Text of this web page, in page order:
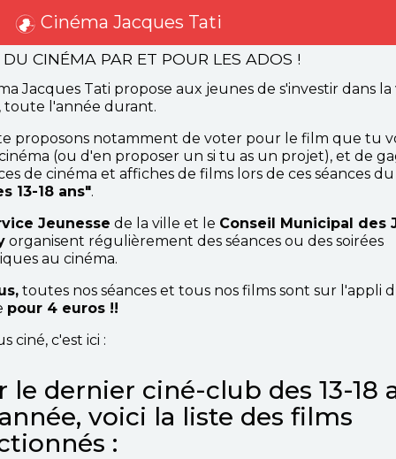
Cinéma Jacques Tati
DU CINÉMA PAR ET POUR LES ADOS !
Jacques Tati propose aux jeunes de s'investir dans la
toute l'année durant.
proposons notamment de voter pour le film que tu
(ou d'en proposer un si tu as un projet), et de
de cinéma et affiches de films lors de ces séances
13-18 ans".
Jeunesse de la ville et le Conseil Municipal des
organisent régulièrement des séances ou des soirées
au cinéma.
toutes nos séances et tous nos films sont sur l'appli
pour 4 euros !!
ciné, c'est ici :
le dernier ciné-club des 13-18
voici la liste des films
: